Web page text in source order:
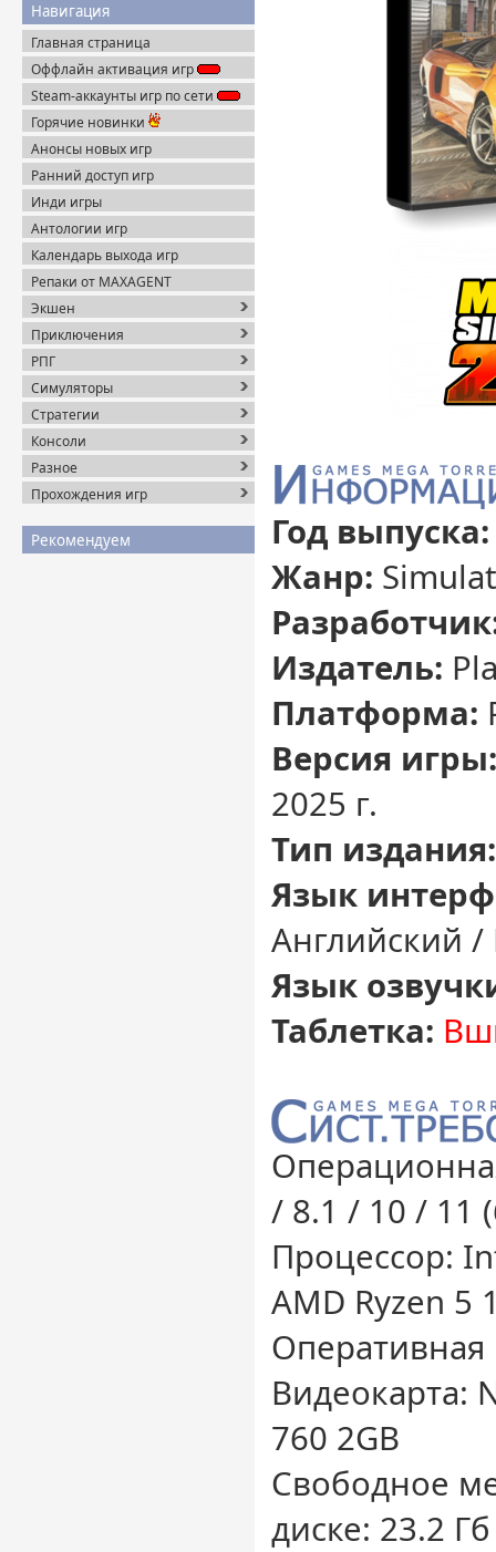
Навигация
Главная страница
Оффлайн активация игр
Steam-аккаунты игр по сети
Горячие новинки
Анонсы новых игр
Ранний доступ игр
Инди игры
Антологии игр
Календарь выхода игр
Репаки от MAXAGENT
Экшен
Приключения
РПГ
Симуляторы
Стратегии
Консоли
Разное
Прохождения игр
Рекомендуем Год выпуска:
Жанр:
Издатель:
Платформа:
Версия игры:
2025 г.
Тип издания:
Язык
Английский /
Язык
Таблетка:
/ 8.1 / 10 / 11
Процессор:
AMD Ryzen 5
Видеокарта:
760 2GB
Свободное
диске: 23.2 Гб